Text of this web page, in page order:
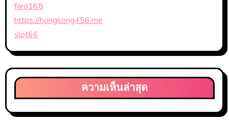
faro168
https://hongkong456.me
slot66
ความเห็นล่าสุด